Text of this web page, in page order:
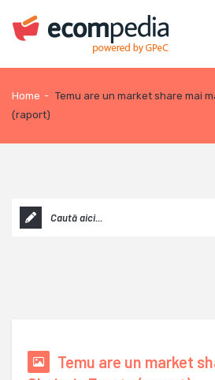
Home - Temu are un market share mai
(raport)
Temu are un market